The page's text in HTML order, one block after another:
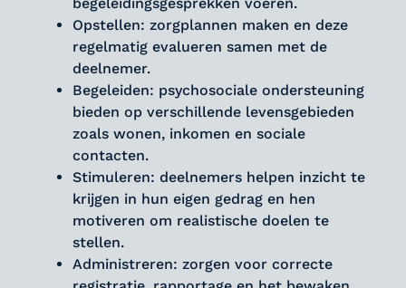
Opstellen: zorgplannen maken en deze
regelmatig evalueren samen met de
deelnemer.
Begeleiden: psychosociale ondersteuning
bieden op verschillende levensgebieden
zoals wonen, inkomen en sociale
contacten.
Stimuleren: deelnemers helpen inzicht te
krijgen in hun eigen gedrag en hen
motiveren om realistische doelen te
stellen.
Administreren: zorgen voor correcte